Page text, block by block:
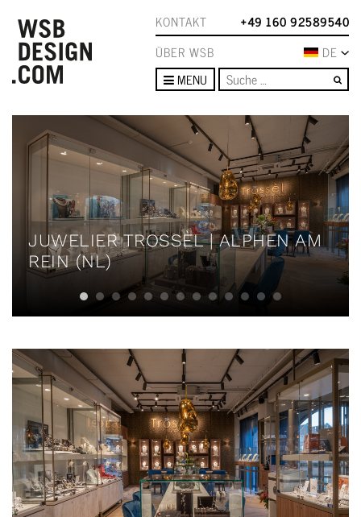
KONTAKT
+49 160 92589540
ÜBER WSB
DE
MENU
JUWELIER TROSSÈL | ALPHEN AM
REIN (NL)